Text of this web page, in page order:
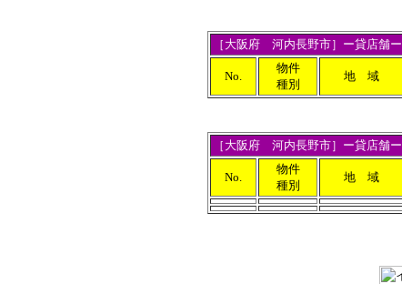
［ 大阪府 河内長野市］ー貸店舗ー
No.
物件
種別
地 域
［大阪府 河内長野市］ー貸店舗ー
No.
物件
種別
地 域